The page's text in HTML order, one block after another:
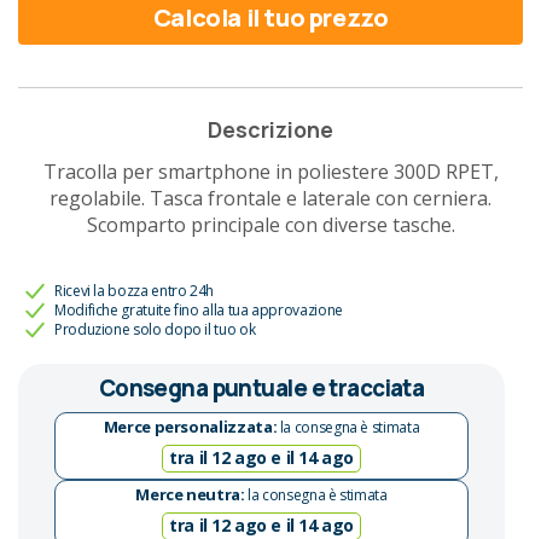
Calcola il tuo prezzo
Descrizione
Tracolla per smartphone in poliestere 300D RPET,
regolabile. Tasca frontale e laterale con cerniera.
Scomparto principale con diverse tasche.
Ricevi la bozza entro 24h
Modifiche gratuite fino alla tua approvazione
Produzione solo dopo il tuo ok
Consegna puntuale e tracciata
Merce personalizzata:la consegna è stimata
tra il 12 ago e il 14 ago
Merce neutra:la consegna è stimata
tra il 12 ago e il 14 ago